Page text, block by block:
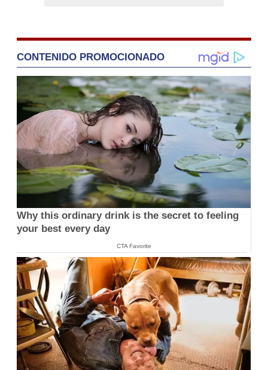
CONTENIDO PROMOCIONADO
Why this ordinary drink is the secret to feeling
your best every day
CTA Favorite